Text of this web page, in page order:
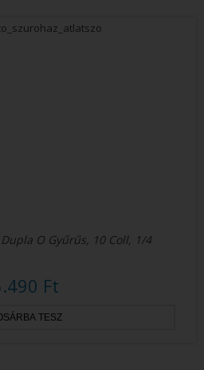
O Gyűrűs, 10 Coll, 1/4
Ft